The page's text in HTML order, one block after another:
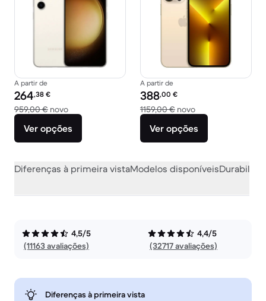
A partir de
Preço recondicionado:
264,38 €
959,00 € novoVersus 959,00 € novo
Ver opções
A partir de
Preço recondicionado:
388,00 €
1159,00 € novoVersus 1159,00 €
Ver opções
Diferenças à primeira vistaModelos disponíveis
4,5/5
(11163 avaliações)
4,4/5
(32717 avaliações)
Diferenças à primeira vista